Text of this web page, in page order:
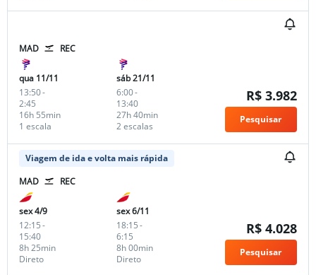
MAD REC
qua 11/11
13:50-
2:45
1 escala
16h 55min
sáb 21/11
6:00-
13:40
2 escalas
27h 40min
R$ 3.982
Pesquisar
Viagem de ida e volta mais rápida
MAD
REC
sex 4/9
12:15-
15:40
Direto
8h 25min
sex 6/11
18:15-
6:15
Direto
8h 00min
R$ 4.028
Pesquisar